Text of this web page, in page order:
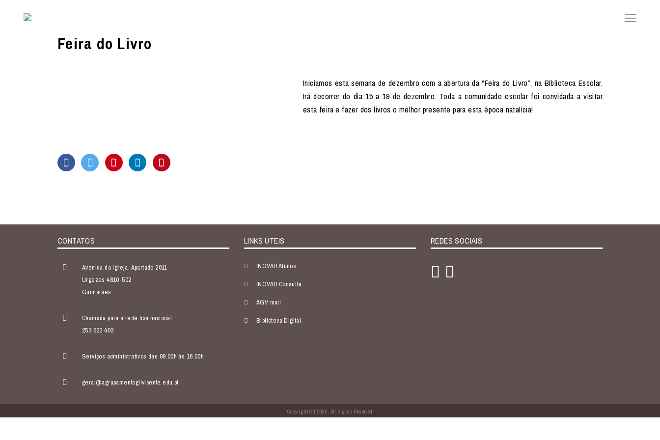
Feira do Livro
Iniciamos esta semana de dezembro com a abertura da “Feira do Livro”, na Biblioteca Escolar.
Irá decorrer do dia 15 a 19 de dezembro. Toda a comunidade escolar foi convidada a visitar
esta feira e fazer dos livros o melhor presente para esta época natalícia!
CONTATOS
Avenida da Igreja, Apartado 2011
Urgezes 4810-502
Guimarães
Chamada para a rede fixa nacional
253 522 403
Serviços administrativos das 09.00h às 16.00h
geral@agrupamentogilvicente.edu.pt
LINKS ÚTEIS
INOVAR Alunos
INOVAR Consulta
AGV mail
Biblioteca Digital
REDES SOCIAIS
Copyright GT 2020. All Rights Reserved